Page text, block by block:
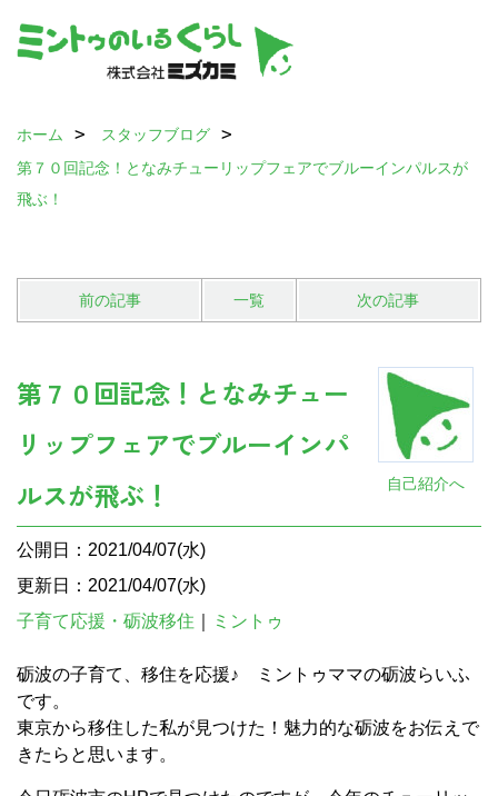
ホーム
スタッフブログ
第７０回記念！となみチューリップフェアでブルーインパルスが
飛ぶ！
前の記事 一覧 次の記事
自己紹介へ
第７０回記念！となみチュー
リップフェアでブルーインパ
ルスが飛ぶ！
公開日：2021/04/07(水)
更新日：2021/04/07(水)
子育て応援・砺波移住
ミントゥ
砺波の子育て、移住を応援♪ ミントゥママの砺波らいふ
です。
東京から移住した私が見つけた！魅力的な砺波をお伝えで
きたらと思います。